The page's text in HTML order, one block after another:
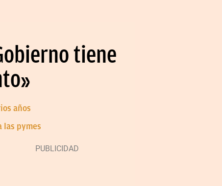
tiene
años
las pymes